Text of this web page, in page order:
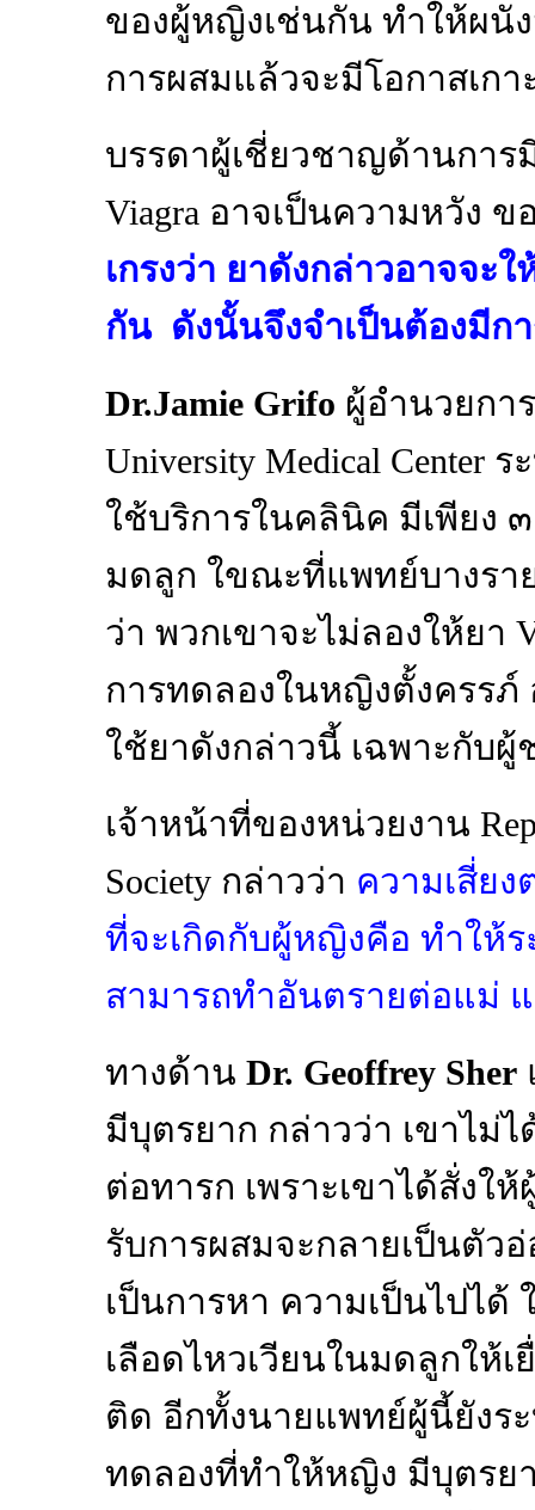
ของผู้หญิงเช่นกัน ทำให้ผนั
การผสมแล้วจะมีโอกาสเก
บรรดาผู้เชี่ยวชาญด้านการ
Viagra อาจเป็นความหวัง
เกรงว่า ยาดังกล่าวอาจจะ
กัน ดังนั้นจึงจำเป็นต้องมีก
Dr.Jamie Grifo ผู้อำนวยกา
University Medical
ใช้บริการในคลินิค มีเพียง
มดลูก ใขณะที่แพทย์บางรา
ว่า พวกเขาจะไม่ลองให้ยา
การทดลองในหญิงตั้งครร
ใช้ยาดังกล่าวนี้ เฉพาะกับผู้
เจ้าหน้าที่ของหน่วยงาน
Society กล่าวว่า ความเสี่ยง
ที่จะเกิดกับผู้หญิงคือ ทำให้ร
สามารถทำอันตรายต่อแม่
ทางด้าน Dr. Geoffrey Sher
มีบุตรยาก กล่าวว่า เขาไม่ไ
ต่อทารก เพราะเขาได้สั่ง
รับการผสมจะกลายเป็นตัว
เป็นการหา ความเป็นไปได้
เลือดไหวเวียนในมดลูกให้
ติด อีกทั้งนายแพทย์ผู้นี้ยังร
ทดลองที่ทำให้หญิง มีบุตรย